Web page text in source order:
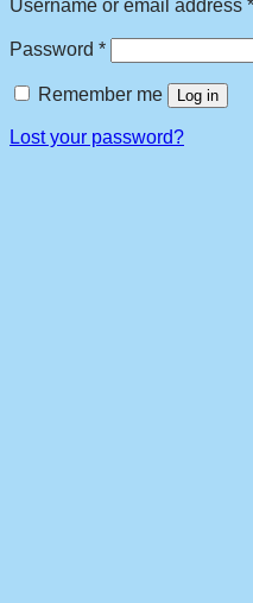
Username or email address *
Password *Required
Remember me Log in
Lost your password?